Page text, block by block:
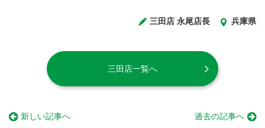
三田店 永尾店長 兵庫県
三田店一覧へ
新しい記事へ 過去の記事へ